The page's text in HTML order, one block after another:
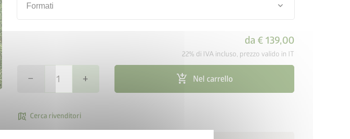
Formati keyboard_arrow_down
da € 139,00
22% di IVA incluso, prezzo valido in IT
remove add add_shopping_cart Nel carrello
map_search Cerca rivenditori